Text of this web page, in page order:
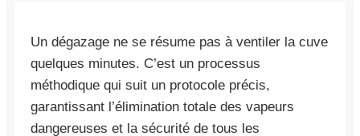
Un dégazage ne se résume pas à ventiler la cuve
quelques minutes. C’est un processus
méthodique qui suit un protocole précis,
garantissant l’élimination totale des vapeurs
dangereuses et la sécurité de tous les